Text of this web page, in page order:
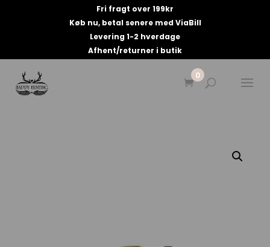
Fri fragt over 199kr
Køb nu, betal senere med ViaBill
Levering 1-2 hverdage
Afhent/returner i butik
0